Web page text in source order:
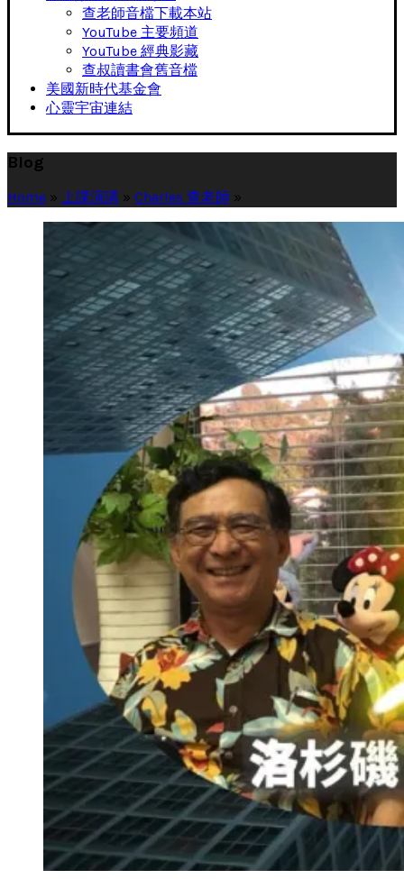
查老師音檔下載本站
YouTube 主要頻道
YouTube 經典影藏
查叔讀書會舊音檔
美國新時代基金會
心靈宇宙連結
Blog
Home » 上課演講 » Charles 查老師 »